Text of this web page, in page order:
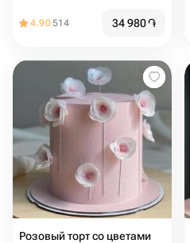
4.90514 34 980֏
Розовый торт со цветами